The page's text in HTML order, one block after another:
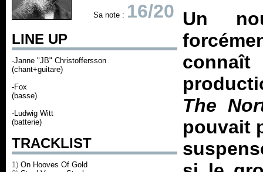
Sa note : 16/20
LINE UP
-Janne "JB" Christoffersson
(chant+guitare)
-Fox
(basse)
-Ludwig Witt
(batterie)
TRACKLIST
1) On Hooves Of Gold
Un
The
pouvait